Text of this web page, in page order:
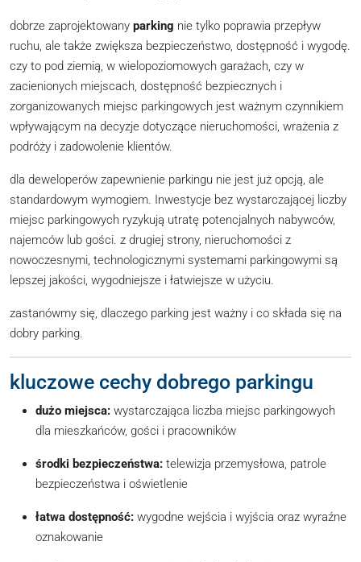
dobrze zaprojektowany parking nie tylko poprawia przepływ
ruchu, ale także zwiększa bezpieczeństwo, dostępność i wygodę.
czy to pod ziemią, w wielopoziomowych garażach, czy w
zacienionych miejscach, dostępność bezpiecznych i
zorganizowanych miejsc parkingowych jest ważnym czynnikiem
wpływającym na decyzje dotyczące nieruchomości, wrażenia z
podróży i zadowolenie klientów.
dla deweloperów zapewnienie parkingu nie jest już opcją, ale
standardowym wymogiem. Inwestycje bez wystarczającej liczby
miejsc parkingowych ryzykują utratę potencjalnych nabywców,
najemców lub gości. z drugiej strony, nieruchomości z
nowoczesnymi, technologicznymi systemami parkingowymi są
lepszej jakości, wygodniejsze i łatwiejsze w użyciu.
zastanówmy się, dlaczego parking jest ważny i co składa się na
dobry parking.
kluczowe cechy dobrego parkingu
dużo miejsca: wystarczająca liczba miejsc parkingowych
dla mieszkańców, gości i pracowników
środki bezpieczeństwa: telewizja przemysłowa, patrole
bezpieczeństwa i oświetlenie
łatwa dostępność: wygodne wejścia i wyjścia oraz wyraźne
oznakowanie